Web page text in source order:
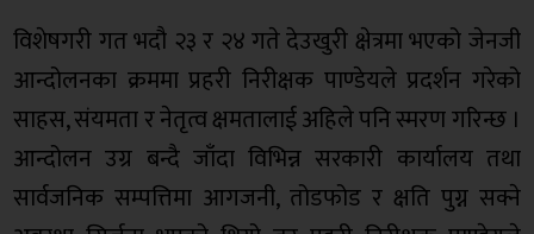
विशेषगरी गत भदौ २३ र २४ गते देउखुरी क्षेत्रमा भएको जेनजी
आन्दोलनका क्रममा प्रहरी निरीक्षक पाण्डेयले प्रदर्शन गरेको
साहस, संयमता र नेतृत्व क्षमतालाई अहिले पनि स्मरण गरिन्छ ।
आन्दोलन उग्र बन्दै जाँदा विभिन्न सरकारी कार्यालय तथा
सार्वजनिक सम्पत्तिमा आगजनी, तोडफोड र क्षति पुग्न सक्ने